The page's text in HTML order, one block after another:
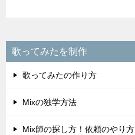
歌ってみたを制作
歌ってみたの作り方
Mixの独学方法
Mix師の探し方！依頼のやり方